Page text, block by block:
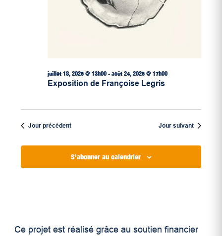
Exposition de Françoise Legris
juillet 18, 2025 @ 13h00- août 24, 2025 @ 17h00
Jour précédent Jour suivant
S'abonner au calendrier
Ce projet est réalisé grâce au soutien financier